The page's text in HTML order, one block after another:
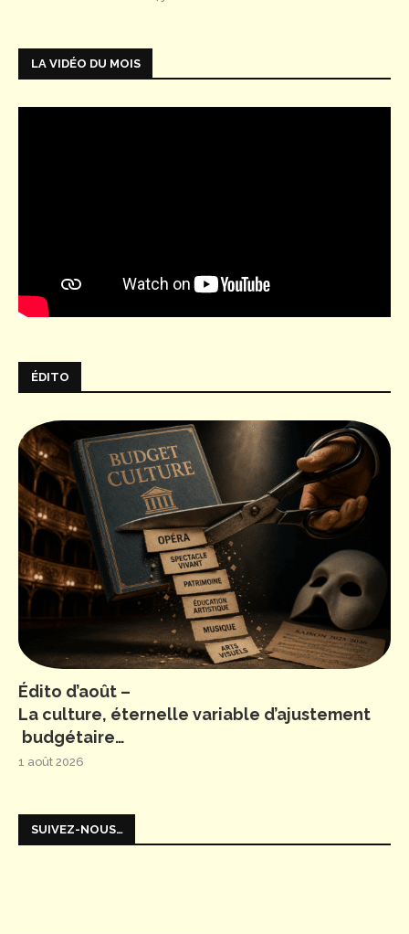
LA VIDÉO DU MOIS
ÉDITO
Édito d’août –
La culture, éternelle variable d’ajustement
budgétaire…
1 août 2026
SUIVEZ-NOUS…